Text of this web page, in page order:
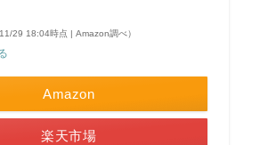
11/29 18:04時点 | Amazon調べ）
Amazon
楽天市場